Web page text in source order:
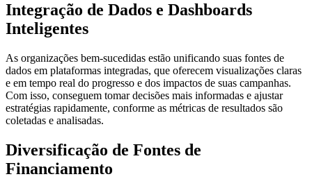
Integração de Dados e Dashboards
Inteligentes
As organizações bem-sucedidas estão unificando suas fontes de
dados em plataformas integradas, que oferecem visualizações claras
e em tempo real do progresso e dos impactos de suas campanhas.
Com isso, conseguem tomar decisões mais informadas e ajustar
estratégias rapidamente, conforme as métricas de resultados são
coletadas e analisadas.
Diversificação de Fontes de
Financiamento